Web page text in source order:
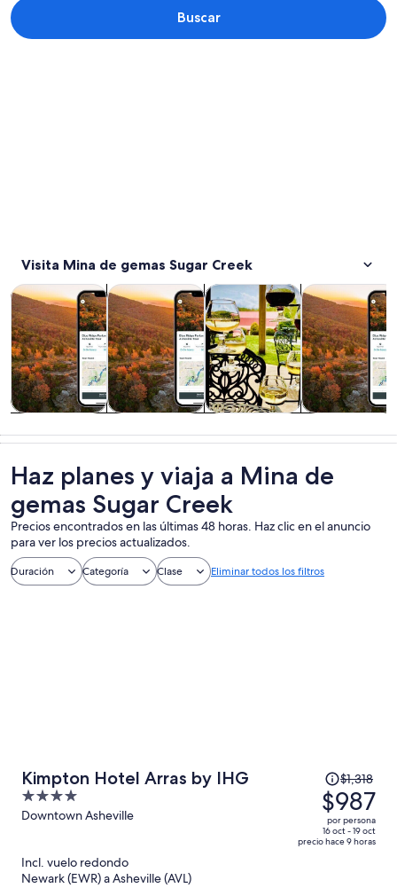
Buscar
Visita Mina de gemas Sugar Creek
excursiones de
Tours y excursiones de un díaSe abrirá en una nueva pestaña
y
Tours privados y personalizadosSe abrirá en
bebidas y vida
Alimentos, bebidas y vida
historia
Cultura e
Haz planes y viaja a Mina de
gemas Sugar Creek
Precios encontrados en las últimas 48 horas. Haz clic en el anuncio
para ver los precios actualizados.
Duración Categoría Clase Eliminar todos los filtros
Kimpton Hotel Arras by IHG
4
out
5
Downtown Asheville
El
precio
era
de
$1,318
$1,318
$987
por persona
16 oct - 19 oct
precio hace 9 horas
Incl. vuelo redondo
Newark (EWR) a Asheville (AVL)